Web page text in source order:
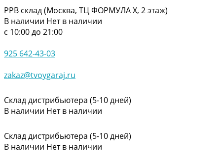
РРВ склад (Москва, ТЦ ФОРМУЛА Х, 2 этаж)
В наличии Нет в наличии
с 10:00 до 21:00
925 642-43-03
zakaz@tvoygaraj.ru
Склад дистрибьютера (5-10 дней)
В наличии Нет в наличии
Склад дистрибьютера (5-10 дней)
В наличии Нет в наличии